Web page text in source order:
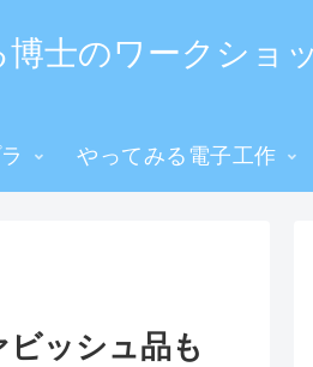
士のワークショ
やってみる電子工作
ッシュ品も